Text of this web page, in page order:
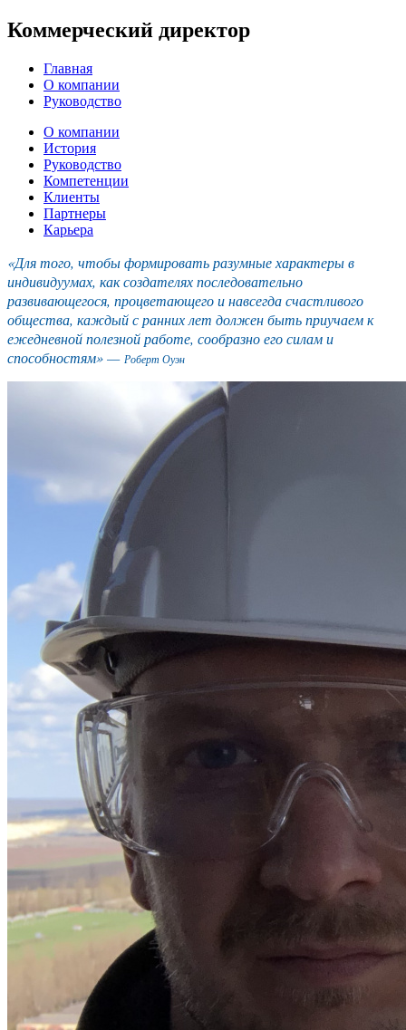
Коммерческий директор
Главная
О компании
Руководство
О компании
История
Руководство
Компетенции
Клиенты
Партнеры
Карьера
«Для того, чтобы формировать разумные характеры в
индивидуумах, как создателях последовательно
развивающегося, процветающего и навсегда счастливого
общества, каждый с ранних лет должен быть приучаем к
ежедневной полезной работе, сообразно его силам и
способностям» — Роберт Оуэн